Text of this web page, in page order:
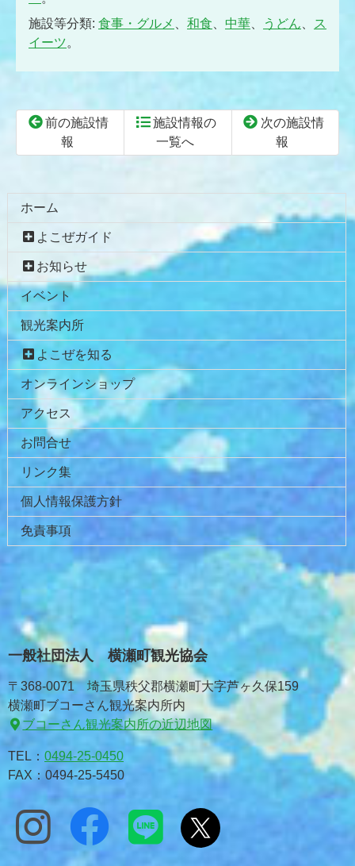
施設等分類: 食事・グルメ 和食 中華 うどん
ス
イーツ。
前の施設情
報
施設情報の
一覧へ
次の施設情
報
ン
文
頭
戻
の
へ
ホーム
よこぜガイド
お知らせ
イベント
観光案内所
よこぜを知る
オンラインショップ
アクセス
お問合せ
リンク集
個人情報保護方針
免責事項
一般社団法人 横瀬町観光協会
〒368-0071 埼玉県秩父郡横瀬町大字芦ヶ久保159
横瀬町ブコーさん観光案内所内
ブコーさん観光案内所の近辺地図
TEL： 0494-25-0450
FAX：0494-25-5450